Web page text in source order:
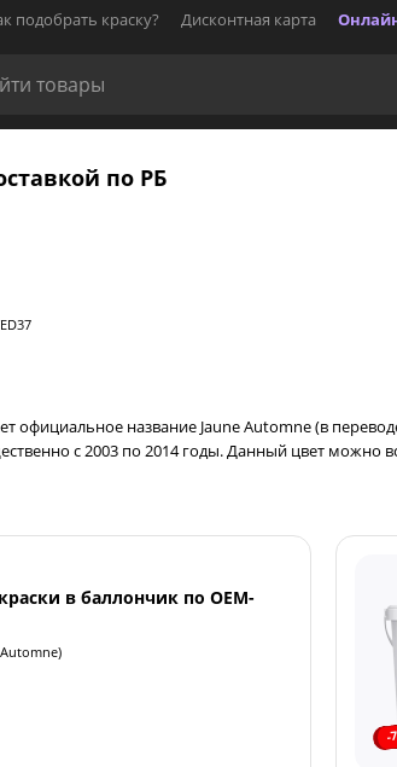
подобрать краску? Дисконтная карта
по РБ
официальное название Jaune Automne (в
с 2003 по 2014 годы. Данный цвет можно
в баллончик по OEM-
Automne)
-